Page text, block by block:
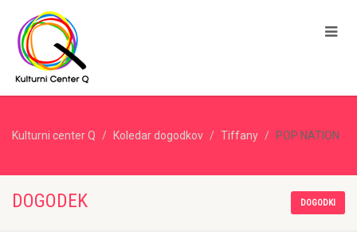
Kulturni center Q Koledar dogodkov Tiffany POP NATION
DOGODEK DOGODKI